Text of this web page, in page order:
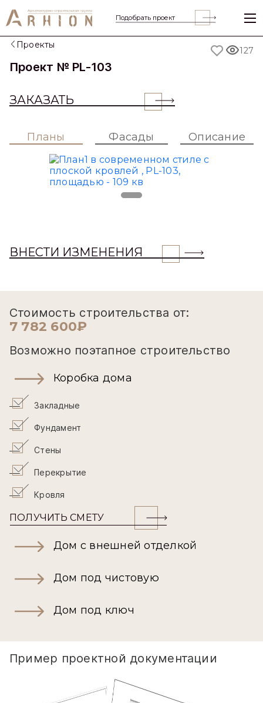
Подобрать проект
Previous
Проекты
Проект № PL-103
ЗАКАЗАТЬ
127
Планы Фасады Описание
ВНЕСТИ ИЗМЕНЕНИЯ
Стоимость строительства от:
7 782 600₽
Возможно поэтапное строительство
Коробка дома
Закладные
Фундамент
Стены
Перекрытие
Кровля
ПОЛУЧИТЬ СМЕТУ
Дом с внешней отделкой
Дом под чистовую
Дом под ключ
Пример проектной документации